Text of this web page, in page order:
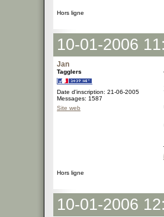
Hors ligne
10-01-2006
Jan
Tagglers
Date d'inscription: 21-06-2005
Messages: 1587
Site web
Hors ligne
10-01-2006